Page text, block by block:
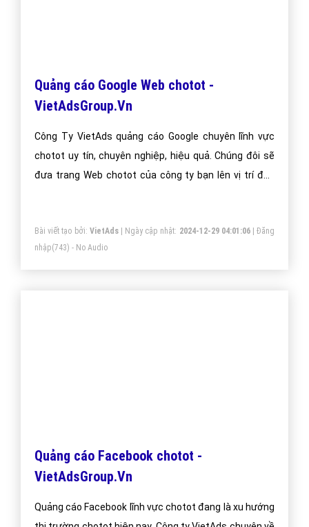
Quảng cáo Google Web chotot -
VietAdsGroup.Vn
Công Ty VietAds quảng cáo Google chuyên lĩnh vực
chotot uy tín, chuyên nghiệp, hiệu quả. Chúng đôi sẽ
đưa trang Web chotot của công ty bạn lên vị trí đầu
Bài viết tạo bởi: VietAds| Ngày cập nhật: 2024-12-29 04:01:06|Đăng
nhập(743) - No Audio
Quảng cáo Facebook chotot -
VietAdsGroup.Vn
Quảng cáo Facebook lĩnh vực chotot đang là xu hướng